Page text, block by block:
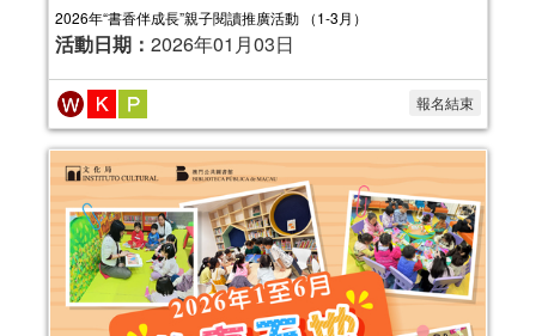
2026年“書香伴成長”親子閱讀推廣活動 （1-3月）
活動日期： 2026年01月03日
報名結束